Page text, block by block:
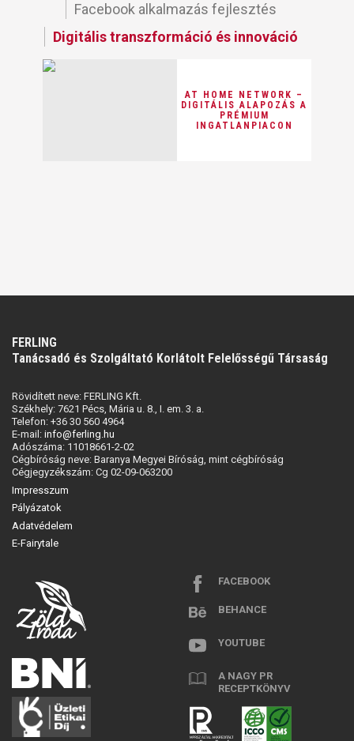
Facebook alkalmazás fejlesztés
Digitális transzformáció és innováció
AT HOME NETWORK –
DIGITÁLIS ALAPOZÁS A
PRÉMIUM
INGATLANPIACON
FERLING
Tanácsadó és Szolgáltató Korlátolt Felelősségű Társaság
Rövidített neve: FERLING Kft.
Székhely: 7621 Pécs, Mária u. 8., I. em. 3. a.
Telefon: +36 30 560 4964
E-mail: info@ferling.hu
Adószáma: 11018661-2-02
Cégbíróság neve: Baranya Megyei Bíróság, mint cégbíróság
Cégjegyzékszám: Cg 02-09-063200
Impresszum
Pályázatok
Adatvédelem
E-Fairytale
FACEBOOK
BEHANCE
YOUTUBE
A NAGY PR
RECEPTKÖNYV